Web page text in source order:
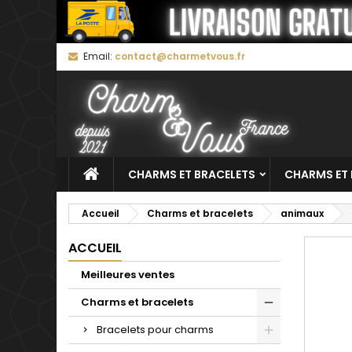
Email: contact@charmetvous.fr
CHARMS ET BRACELETS CHARMS ET
Accueil Charms et bracelets animaux
ACCUEIL
Meilleures ventes
Charms et bracelets
Bracelets pour charms